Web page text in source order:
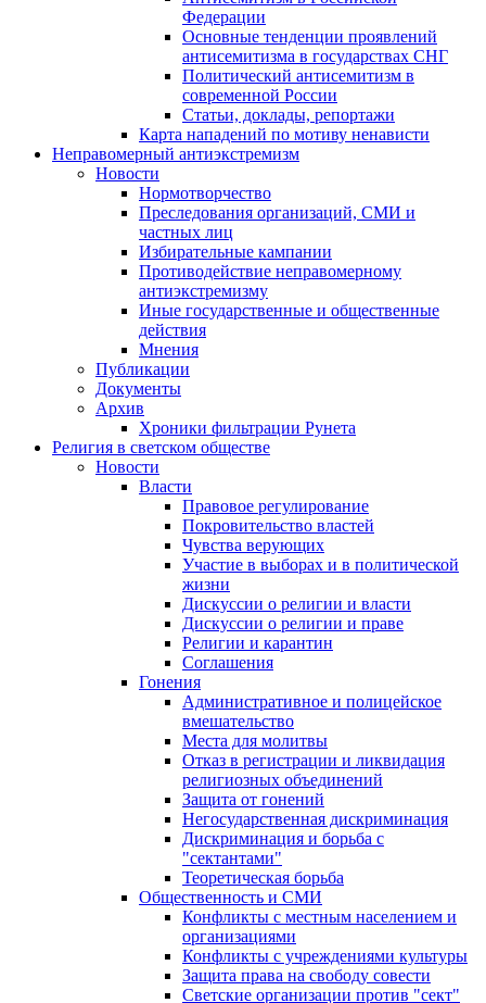
Федерации
Основные тенденции проявлений
антисемитизма в государствах СНГ
Политический антисемитизм в
современной России
Статьи, доклады, репортажи
Карта нападений по мотиву ненависти
Неправомерный антиэкстремизм
Новости
Нормотворчество
Преследования организаций, СМИ и
частных лиц
Избирательные кампании
Противодействие неправомерному
антиэкстремизму
Иные государственные и общественные
действия
Мнения
Публикации
Документы
Архив
Хроники фильтрации Рунета
Религия в светском обществе
Новости
Власти
Правовое регулирование
Покровительство властей
Чувства верующих
Участие в выборах и в политической
жизни
Дискуссии о религии и власти
Дискуссии о религии и праве
Религии и карантин
Соглашения
Гонения
Административное и полицейское
вмешательство
Места для молитвы
Отказ в регистрации и ликвидация
религиозных объединений
Защита от гонений
Негосударственная дискриминация
Дискриминация и борьба с
"сектантами"
Теоретическая борьба
Общественность и СМИ
Конфликты с местным населением и
организациями
Конфликты с учреждениями культуры
Защита права на свободу совести
Светские организации против "сект"